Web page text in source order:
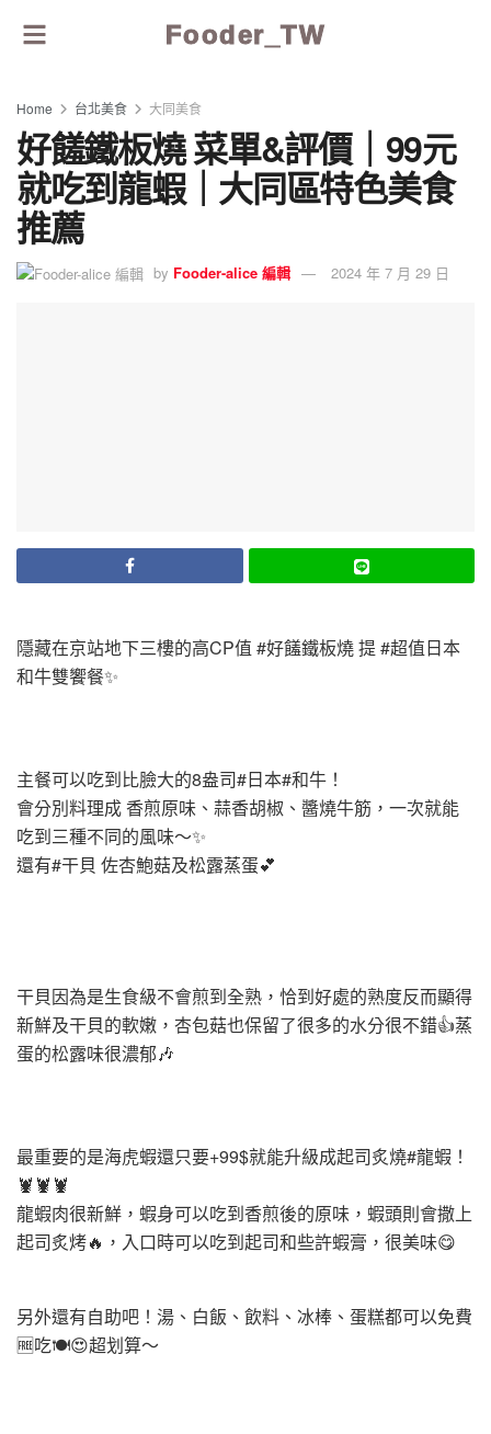
Fooder_TW
Home 台北美食 大同美食
好饈鐵板燒 菜單&評價｜99元
就吃到龍蝦｜大同區特色美食
推薦
by Fooder-alice 編輯 2024 年 7 月 29 日
隱藏在京站地下三樓的高CP值 #好饈鐵板燒 提 #超值日本
和牛雙饗餐✨
主餐可以吃到比臉大的8盎司#日本#和牛！
會分別料理成 香煎原味、蒜香胡椒、醬燒牛筋，一次就能
吃到三種不同的風味～✨
還有#干貝 佐杏鮑菇及松露蒸蛋💕
干貝因為是生食級不會煎到全熟，恰到好處的熟度反而顯得
新鮮及干貝的軟嫩，杏包菇也保留了很多的水分很不錯👍蒸
蛋的松露味很濃郁🎶
最重要的是海虎蝦還只要+99$就能升級成起司炙燒#龍蝦！
🦞🦞🦞
龍蝦肉很新鮮，蝦身可以吃到香煎後的原味，蝦頭則會撒上
起司炙烤🔥，入口時可以吃到起司和些許蝦膏，很美味😋
另外還有自助吧！湯、白飯、飲料、冰棒、蛋糕都可以免費
🆓吃🍽️😍超划算～